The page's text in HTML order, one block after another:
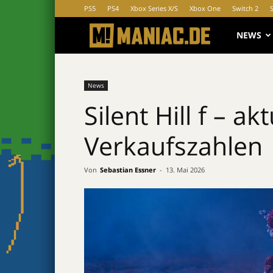
PS5 PS4 Xbox Series X/S Xbox One Switch 2
MANIAC.de
NEWS
News
Silent Hill f –
Verkaufszahlen
Von Sebastian Essner - 13. Mai 2026